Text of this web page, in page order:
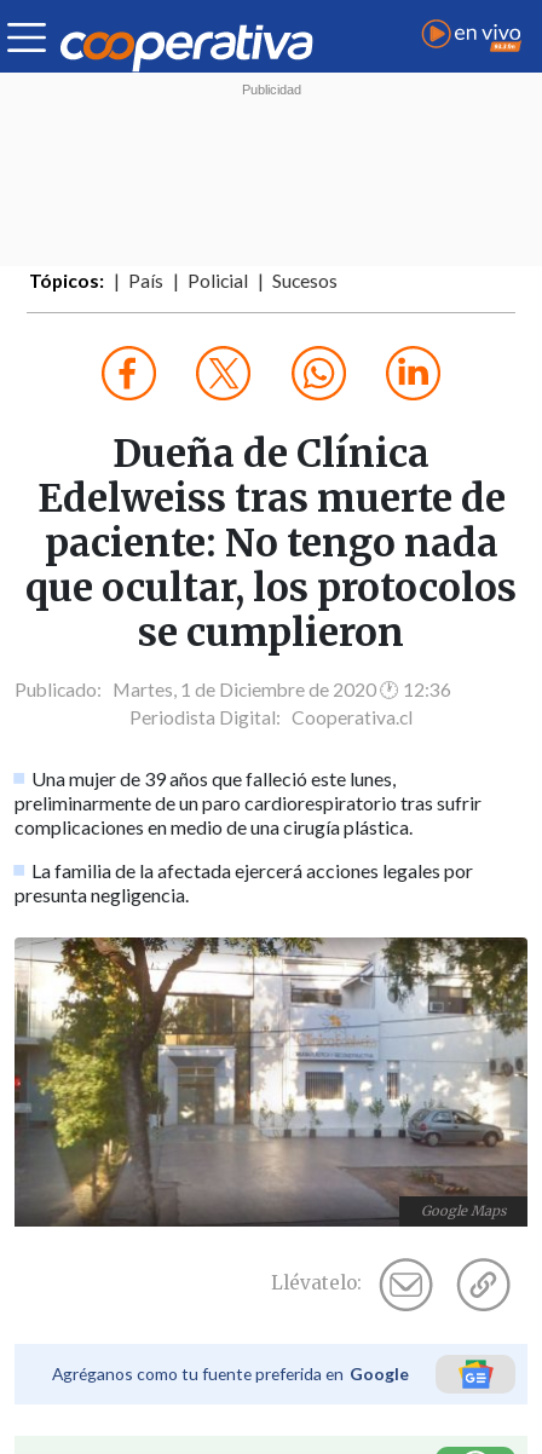
Tópicos: País Policial Sucesos
Dueña de Clínica
Edelweiss tras muerte de
paciente: No tengo nada
que ocultar, los protocolos
se cumplieron
Publicado: Martes, 1 de Diciembre de 2020 🕐 12:36
Periodista Digital: Cooperativa.cl
Una mujer de 39 años que falleció este lunes,
preliminarmente de un paro cardiorespiratorio tras sufrir
complicaciones en medio de una cirugía plástica.
La familia de la afectada ejercerá acciones legales por
presunta negligencia.
Google Maps
Llévatelo:
Agréganos como tu fuente preferida en Google